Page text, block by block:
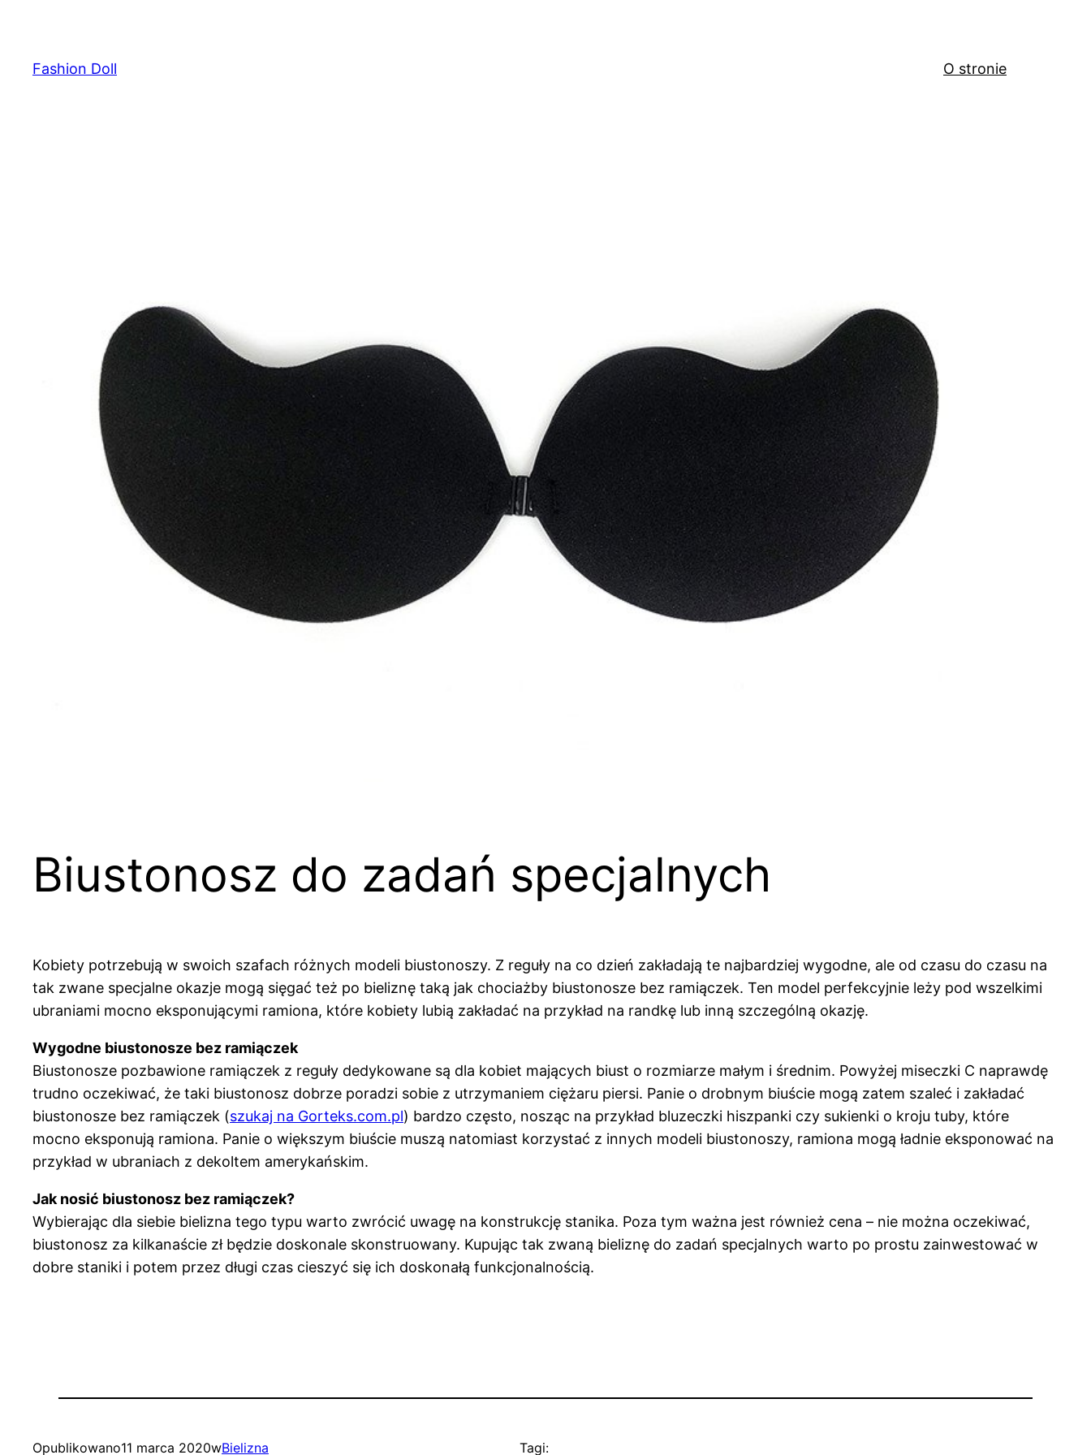
treściFashion Doll O stronie
Biustonosz do zadań specjalnych
Kobiety potrzebują w swoich szafach różnych modeli biustonoszy. Z reguły na co dzień zakładają te najbardziej wygodne, ale od czasu do czasu na
tak zwane specjalne okazje mogą sięgać też po bieliznę taką jak chociażby biustonosze bez ramiączek. Ten model perfekcyjnie leży pod wszelkimi
ubraniami mocno eksponującymi ramiona, które kobiety lubią zakładać na przykład na randkę lub inną szczególną okazję.
Wygodne biustonosze bez ramiączek
Biustonosze pozbawione ramiączek z reguły dedykowane są dla kobiet mających biust o rozmiarze małym i średnim. Powyżej miseczki C naprawdę
trudno oczekiwać, że taki biustonosz dobrze poradzi sobie z utrzymaniem ciężaru piersi. Panie o drobnym biuście mogą zatem szaleć i zakładać
biustonosze bez ramiączek (szukaj na Gorteks.com.pl) bardzo często, nosząc na przykład bluzeczki hiszpanki czy sukienki o kroju tuby, które
mocno eksponują ramiona. Panie o większym biuście muszą natomiast korzystać z innych modeli biustonoszy, ramiona mogą ładnie eksponować na
przykład w ubraniach z dekoltem amerykańskim.
Jak nosić biustonosz bez ramiączek?
Wybierając dla siebie bielizna tego typu warto zwrócić uwagę na konstrukcję stanika. Poza tym ważna jest również cena – nie można oczekiwać,
biustonosz za kilkanaście zł będzie doskonale skonstruowany. Kupując tak zwaną bieliznę do zadań specjalnych warto po prostu zainwestować w
dobre staniki i potem przez długi czas cieszyć się ich doskonałą funkcjonalnością.
Opublikowano11 marca 2020wBielizna Tagi: